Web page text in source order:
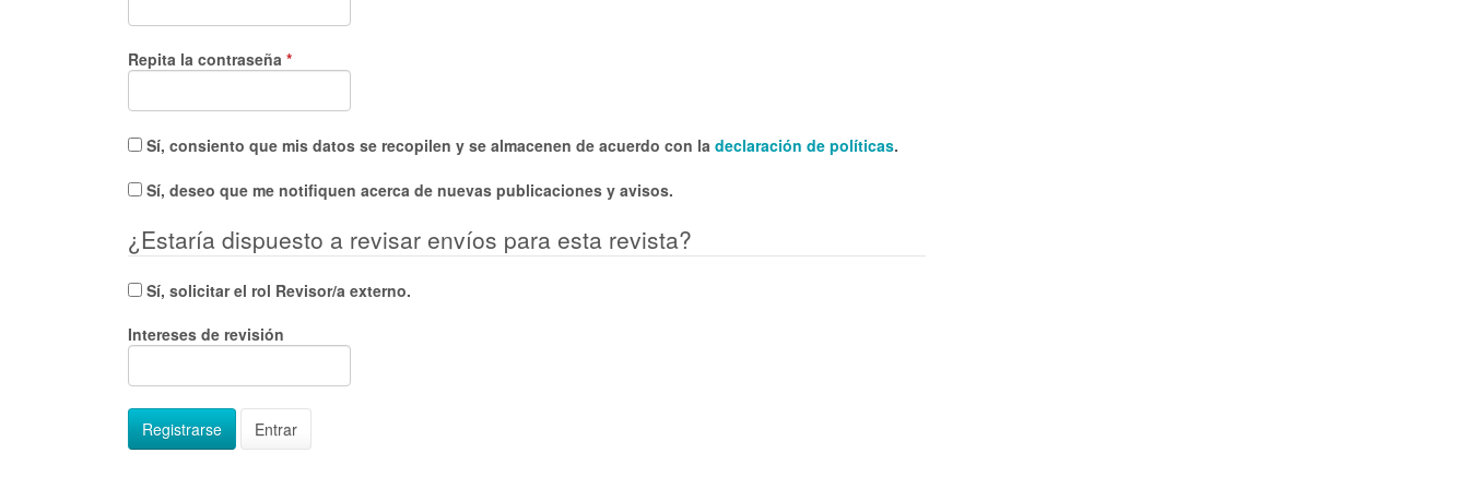
Repita la contraseña *Obligatorio
Sí, consiento que mis datos se recopilen y se almacenen de acuerdo con la declaración de políticas.
Sí, deseo que me notifiquen acerca de nuevas publicaciones y avisos.
¿Estaría dispuesto a revisar envíos para esta revista?
Sí, solicitar el rol Revisor/a externo.
Intereses de revisión
Registrarse Entrar